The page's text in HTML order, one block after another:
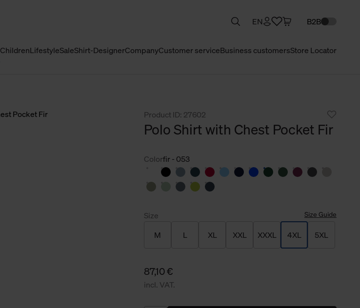
ChildrenLifestyleSaleShirt-DesignerCompanyCustomer serviceBusiness customersStore Locator
EN B2B
Product ID: 27602
Polo Shirt with Chest Pocket Fir
Colorfir - 053
Size Size Guide
M L XL XXL XXXL 4XL 5XL
87,10 €
incl. VAT.